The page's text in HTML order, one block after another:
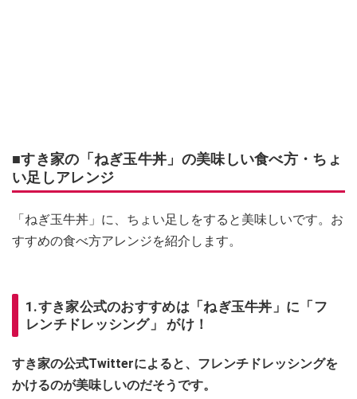
■すき家の「ねぎ玉牛丼」の美味しい食べ方・ちょ
い足しアレンジ
「ねぎ玉牛丼」に、ちょい足しをすると美味しいです。お
すすめの食べ方アレンジを紹介します。
1.すき家公式のおすすめは「ねぎ玉牛丼」に「フ
レンチドレッシング」 がけ！
すき家の公式Twitterによると、フレンチドレッシングを
かけるのが美味しいのだそうです。